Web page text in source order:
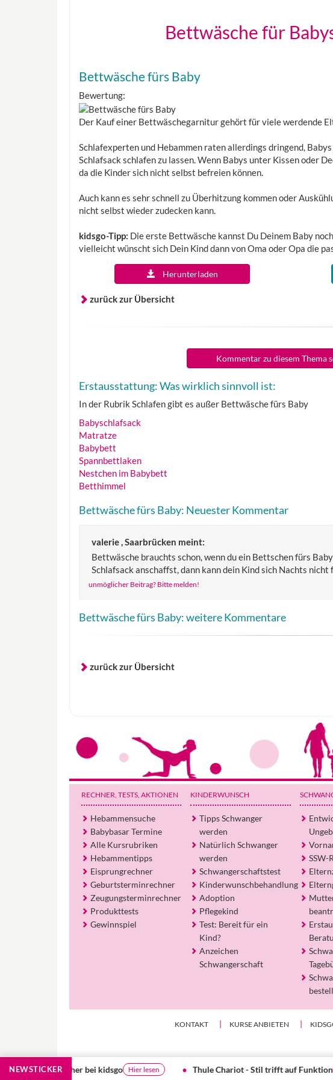
Bettwäsche für
Bettwäsche fürs Baby
Bewertung:
Der Kauf einer Bettwäschegarnitur gehört für viele werdende
Schlafexperten und Hebammen raten allerdings dringend,
Schlafsack schlafen zu lassen. Wenn Babys unter Kissen oder
da die Kinder sich nicht selbst befreien können.
Auch kann es sehr schnell zu Überhitzung kommen oder
nicht selbst wieder zudecken kann.
kidsgo-Tipp: Die erste Bettwäsche kannst Du Deinem Baby
vielleicht wünscht sich Dein Kind dann von Oma oder Opa die
Herunterladen
zurück zur Übersicht
Kommentar zu diesem Thema
Erstausstattung: Was wirklich sinnvoll ist:
In der Rubrik Schlafen gibt es außer Bettwäsche fürs Baby
Babyschlafsack
Matratze
Babybett
Spannbettlaken
Nestchen im Babybett
Betthimmel
Bettwäsche fürs Baby: Neuester Kommentar
valerie , Saarbrücken meint:
Bettwäsche brauchts schon, wenn du ein Bettschen fürs
Schlafsack anschaffst, dann kann dein Kind sich Nachts
unmöglicher Beitrag? Bitte melden!
Bettwäsche fürs Baby: weitere Kommentare
zurück zur Übersicht
RECHNER, TESTS, AKTIONEN
Hebammensuche
Babybasar Termine
Alle Kursrubriken
Hebammentipps
Eisprungrechner
Geburtsterminrechner
Zeugungsterminrechner
Produkttests
Gewinnspiel
KINDERWUNSCH
Tipps Schwanger
werden
Natürlich Schwanger
werden
Schwangerschaftstest
Kinderwunschbehandlung
Adoption
Pflegekind
Test: Bereit für ein
Kind?
Anzeichen
Schwangerschaft
SSW-
KONTAKT KURSE ANBIETEN
NEWSTICKER
bei kidsgo Hier lesen Thule Chariot - Stil trifft auf Funktion Mehr entdecken